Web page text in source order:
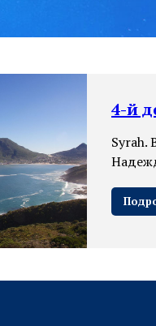
4-й
Syrah.
к бесконечному
корабль.